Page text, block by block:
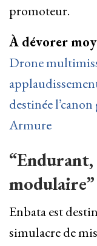
promoteur.
À dévorer
Drone
destinée
Armure
modulaire”
Enbata est
simulacre de